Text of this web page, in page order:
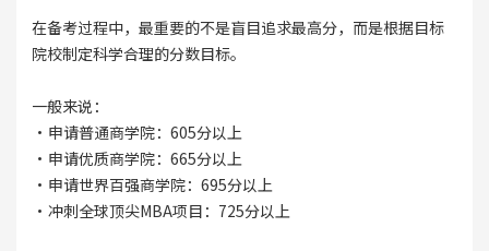
在备考过程中，最重要的不是盲目追求最高分，而是根据目标
院校制定科学合理的分数目标。
一般来说：
·申请普通商学院：605分以上
·申请优质商学院：665分以上
·申请世界百强商学院：695分以上
·冲刺全球顶尖MBA项目：725分以上